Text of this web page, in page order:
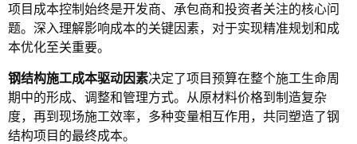
项目成本控制始终是开发商、承包商和投资者关注的核心问
题。深入理解影响成本的关键因素，对于实现精准规划和成
本优化至关重要。
钢结构施工成本驱动因素决定了项目预算在整个施工生命周
期中的形成、调整和管理方式。从原材料价格到制造复杂
度，再到现场施工效率，多种变量相互作用，共同塑造了钢
结构项目的最终成本。